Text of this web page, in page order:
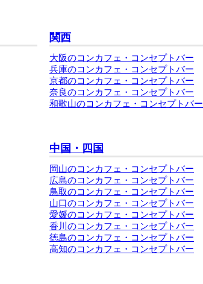
関西
大阪のコンカフェ・コンセプトバー
兵庫のコンカフェ・コンセプトバー
京都のコンカフェ・コンセプトバー
奈良のコンカフェ・コンセプトバー
和歌山のコンカフェ・コンセプトバー
中国・四国
岡山のコンカフェ・コンセプトバー
広島のコンカフェ・コンセプトバー
鳥取のコンカフェ・コンセプトバー
山口のコンカフェ・コンセプトバー
愛媛のコンカフェ・コンセプトバー
香川のコンカフェ・コンセプトバー
徳島のコンカフェ・コンセプトバー
高知のコンカフェ・コンセプトバー